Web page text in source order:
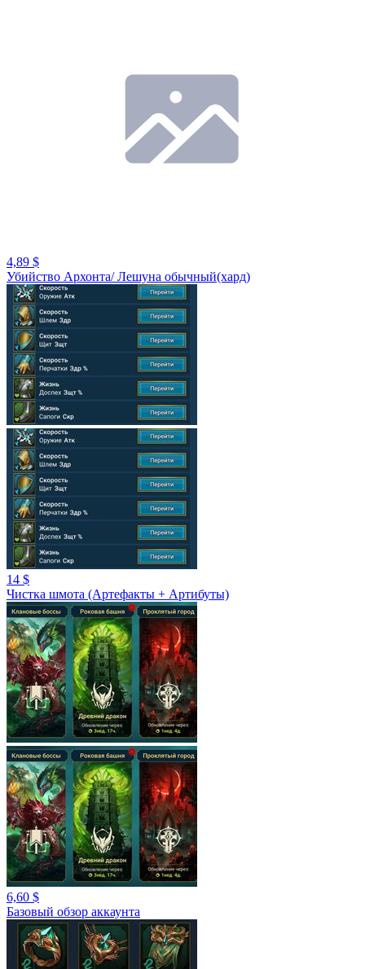
4,89 $
Убийство Архонта/ Лешуна обычный(хард)
14 $
Чистка шмота (Артефакты + Артибуты)
6,60 $
Базовый обзор аккаунта